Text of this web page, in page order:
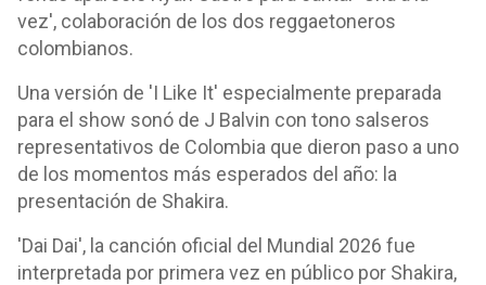
vez', colaboración de los dos reggaetoneros
colombianos.
Una versión de 'I Like It' especialmente preparada
para el show sonó de J Balvin con tono salseros
representativos de Colombia que dieron paso a uno
de los momentos más esperados del año: la
presentación de Shakira.
'Dai Dai', la canción oficial del Mundial 2026 fue
interpretada por primera vez en público por Shakira,